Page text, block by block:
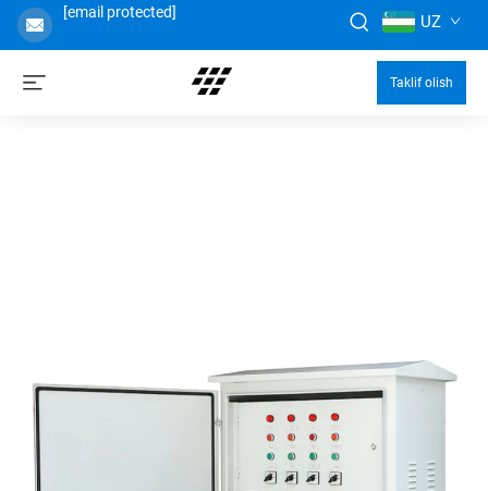
[email protected] UZ
Taklif olish